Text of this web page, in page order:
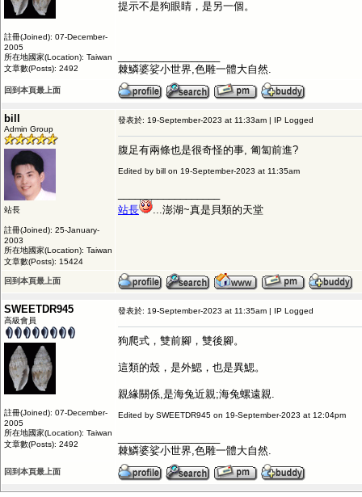
註冊(Joined): 07-December-
2005
所在地國家(Location): Taiwan
文章數(Posts): 2492
提示不是狗眼睛，是另一個。
棘鱗婆娑小世界,色雕一體大自然.
回到本頁最上面
bill
Admin Group
站長
註冊(Joined): 25-January-
2003
所在地國家(Location): Taiwan
文章數(Posts): 15424
發表於: 19-September-2023 at 11:33am | IP Logged
腹足有兩條也是很奇怪的事, 匍匐前進?
Edited by bill on 19-September-2023 at 11:35am
站長
...澎湖~真是貝類的天堂
回到本頁最上面
SWEETDR945
高級會員
註冊(Joined): 07-December-
2005
所在地國家(Location): Taiwan
文章數(Posts): 2492
發表於: 19-September-2023 at 11:35am | IP Logged
狗爬式，雙前腳，雙後腳。
這類的殼，是外鰓，也是異鰓。
親緣關係,是海兔近親;海兔螺遠親.
Edited by SWEETDR945 on 19-September-2023 at 12:04pm
棘鱗婆娑小世界,色雕一體大自然.
回到本頁最上面